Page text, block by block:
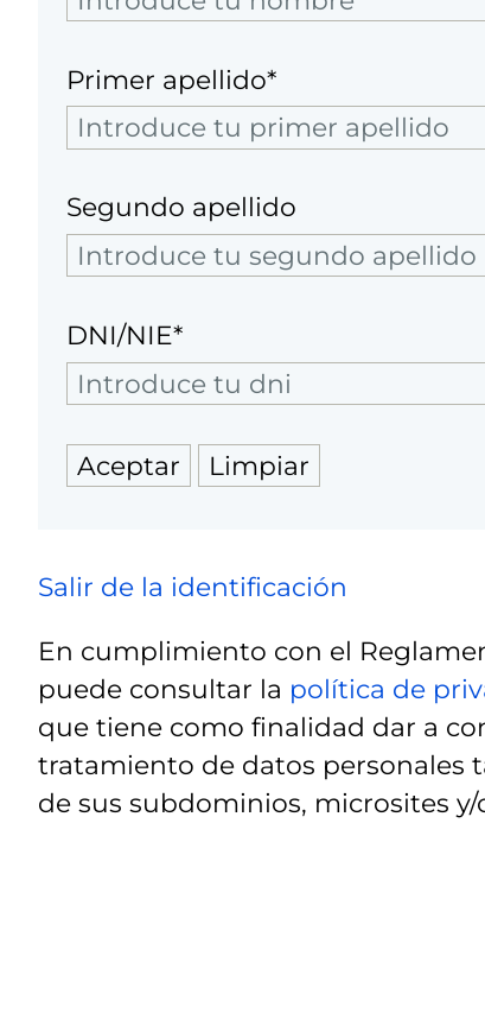
Primer apellido*
Segundo apellido
DNI/NIE*
Salir de la identificación
En cumplimiento con el
puede consultar la política de
que tiene como finalidad dar a
tratamiento de datos personales
de sus subdominios, microsites